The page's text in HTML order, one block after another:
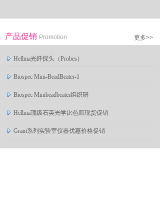
产品促销 Promotion 更多>>
Hellma光纤探头（Probes）
Biospec Mini-BeadBeater-1
Biospec Minibeadbeater组织研
Hellma顶级石英光学比色皿现货促销
Grant系列实验室仪器优惠价格促销